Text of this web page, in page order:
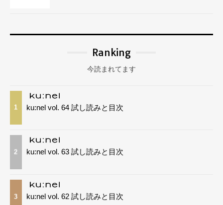
Ranking
今読まれてます
1 ku:nel vol. 64 試し読みと目次
2 ku:nel vol. 63 試し読みと目次
3 ku:nel vol. 62 試し読みと目次